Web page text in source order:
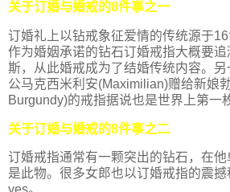
关于订婚与婚戒的8件事之一
订婚礼上以钻戒象征爱情的传统源于
作为婚姻承诺的钻石订婚戒指大概要
斯，从此婚戒成为了结婚传统内容。
公马克西米利安(Maximilian)赠给新娘
Burgundy)的戒指据说也是世界上第一
关于订婚与婚戒的8件事之二
订婚戒指通常有一颗突出的钻石，在
是此物。很多女郎也以订婚戒指的震